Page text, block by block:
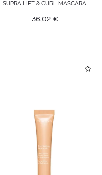
SUPRA LIFT & CURL MASCARA
36,02 €